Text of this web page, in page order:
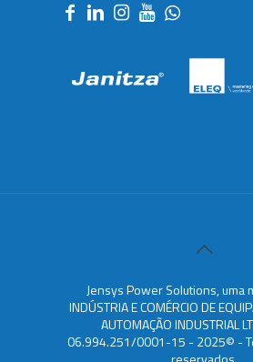
Jensys Power Solutions, uma
INDÚSTRIA E COMÉRCIO DE
AUTOMAÇÃO INDUSTRIAL
06.994.251/0001-15 - 2025© -